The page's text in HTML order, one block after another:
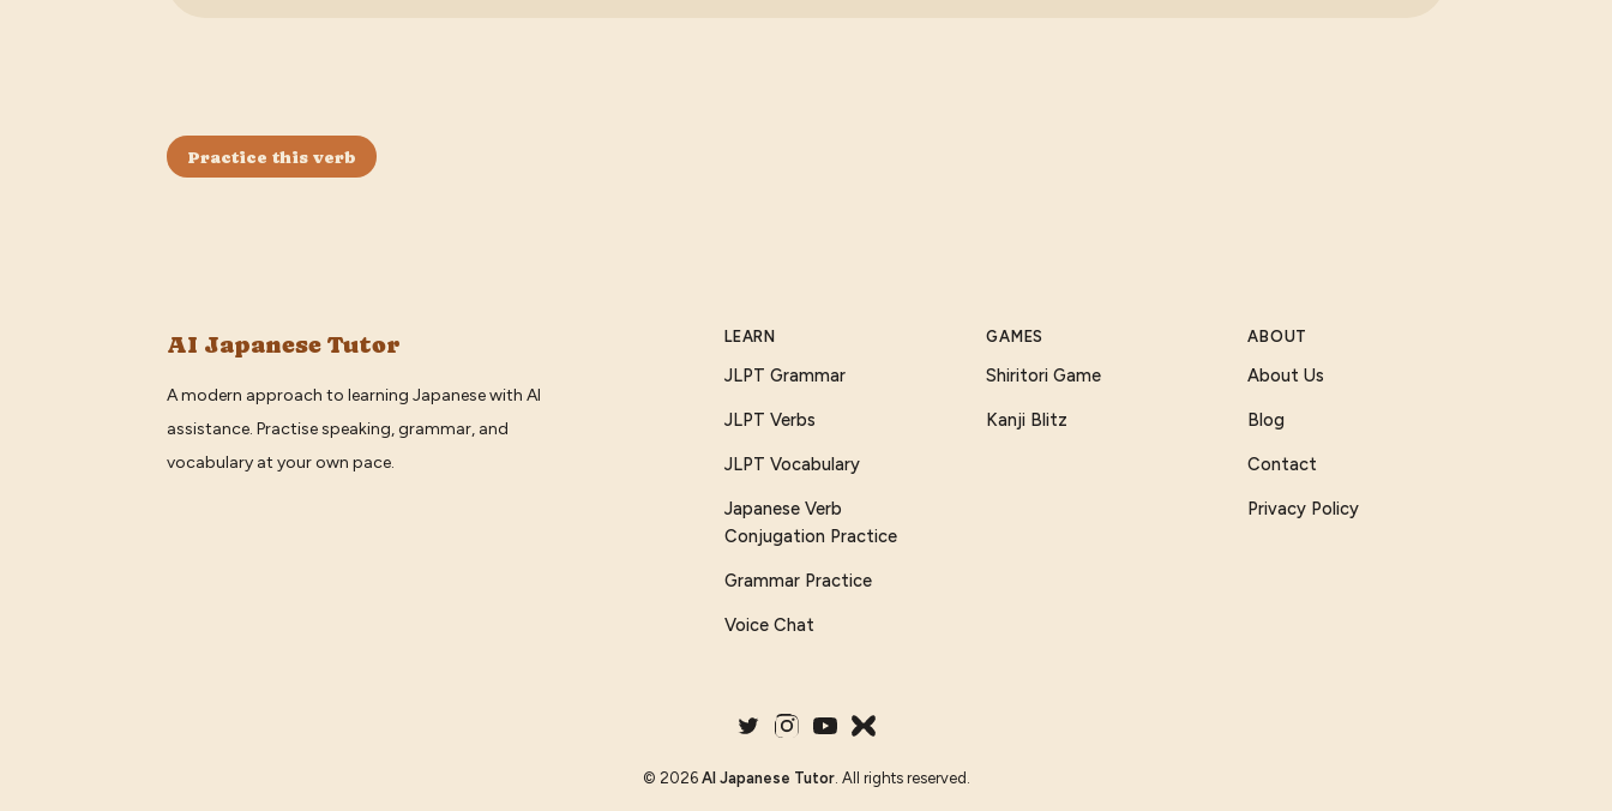
Practice this verb
AI Japanese Tutor
A modern approach to learning Japanese with AI
assistance. Practise speaking, grammar, and
vocabulary at your own pace.
LEARN
JLPT Grammar
JLPT Verbs
JLPT Vocabulary
Japanese Verb
Conjugation Practice
Grammar Practice
Voice Chat
GAMES
Shiritori Game
Kanji Blitz
ABOUT
About Us
Blog
Contact
Privacy Policy
© 2026 AI Japanese Tutor. All rights reserved.